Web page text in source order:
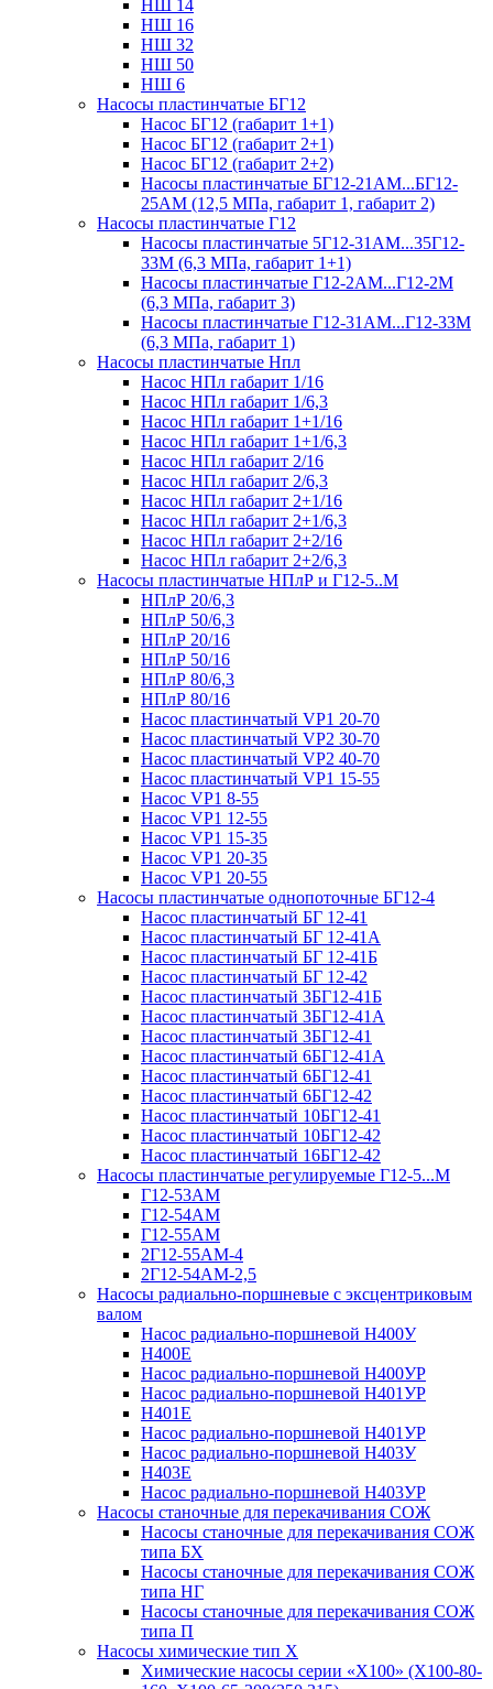
НШ 14
НШ 16
НШ 32
НШ 50
НШ 6
Насосы пластинчатые БГ12
Насос БГ12 (габарит 1+1)
Насос БГ12 (габарит 2+1)
Насос БГ12 (габарит 2+2)
Насосы пластинчатые БГ12-21АМ...БГ12-
25АМ (12,5 МПа, габарит 1, габарит 2)
Насосы пластинчатые Г12
Насосы пластинчатые 5Г12-31АМ...35Г12-
33М (6,3 МПа, габарит 1+1)
Насосы пластинчатые Г12-2АМ...Г12-2М
(6,3 МПа, габарит 3)
Насосы пластинчатые Г12-31АМ...Г12-33М
(6,3 МПа, габарит 1)
Насосы пластинчатые Нпл
Насос НПл габарит 1/16
Насос НПл габарит 1/6,3
Насос НПл габарит 1+1/16
Насос НПл габарит 1+1/6,3
Насос НПл габарит 2/16
Насос НПл габарит 2/6,3
Насос НПл габарит 2+1/16
Насос НПл габарит 2+1/6,3
Насос НПл габарит 2+2/16
Насос НПл габарит 2+2/6,3
Насосы пластинчатые НПлР и Г12-5..М
НПлР 20/6,3
НПлР 50/6,3
НПлР 20/16
НПлР 50/16
НПлР 80/6,3
НПлР 80/16
Насос пластинчатый VP1 20-70
Насос пластинчатый VP2 30-70
Насос пластинчатый VP2 40-70
Насос пластинчатый VP1 15-55
Насос VP1 8-55
Насос VP1 12-55
Насос VP1 15-35
Насос VP1 20-35
Насос VP1 20-55
Насосы пластинчатые однопоточные БГ12-4
Насос пластинчатый БГ 12-41
Насос пластинчатый БГ 12-41А
Насос пластинчатый БГ 12-41Б
Насос пластинчатый БГ 12-42
Насос пластинчатый 3БГ12-41Б
Насос пластинчатый 3БГ12-41А
Насос пластинчатый 3БГ12-41
Насос пластинчатый 6БГ12-41А
Насос пластинчатый 6БГ12-41
Насос пластинчатый 6БГ12-42
Насос пластинчатый 10БГ12-41
Насос пластинчатый 10БГ12-42
Насос пластинчатый 16БГ12-42
Насосы пластинчатые регулируемые Г12-5...М
Г12-53АМ
Г12-54АМ
Г12-55АМ
2Г12-55АМ-4
2Г12-54АМ-2,5
Насосы радиально-поршневые с эксцентриковым
валом
Насос радиально-поршневой Н400У
Н400Е
Насос радиально-поршневой Н400УР
Насос радиально-поршневой Н401УР
Н401Е
Насос радиально-поршневой Н401УР
Насос радиально-поршневой Н403У
Н403Е
Насос радиально-поршневой Н403УР
Насосы станочные для перекачивания СОЖ
Насосы станочные для перекачивания СОЖ
типа БХ
Насосы станочные для перекачивания СОЖ
типа НГ
Насосы станочные для перекачивания СОЖ
типа П
Насосы химические тип Х
Химические насосы серии «Х100» (Х100-80-